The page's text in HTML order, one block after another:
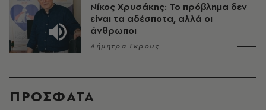
Νίκος Χρυσάκης: Το πρόβλημα δεν
είναι τα αδέσποτα, αλλά οι
άνθρωποι
Δήμητρα Γκρους
ΠΡΟΣΦΑΤΑ